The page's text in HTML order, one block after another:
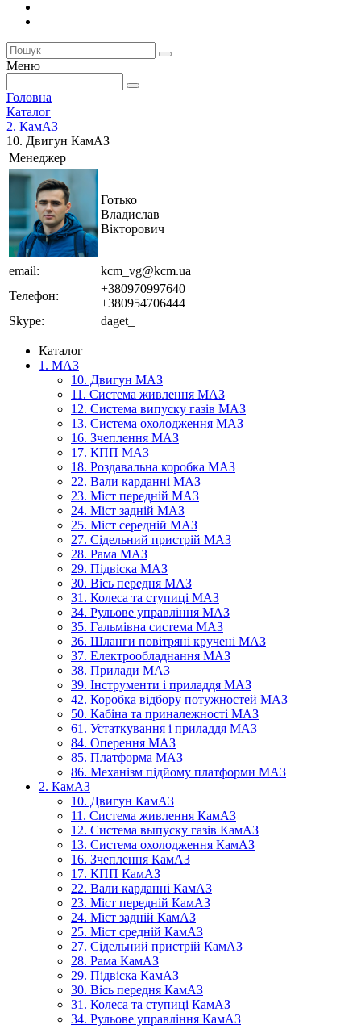
Меню
Головна
Каталог
2. КамАЗ
10. Двигун КамАЗ
Менеджер
Готько
Владислав
Вікторович
email:
kcm_vg@kcm.ua
Телефон:
+380970997640
+380954706444
Skype:
daget_
Каталог
1. МАЗ
10. Двигун МАЗ
11. Система живлення МАЗ
12. Система випуску газів МАЗ
13. Система охолодження МАЗ
16. Зчеплення МАЗ
17. КПП МАЗ
18. Роздавальна коробка МАЗ
22. Вали карданні МАЗ
23. Міст передній МАЗ
24. Міст задній МАЗ
25. Міст середній МАЗ
27. Сідельний пристрій МАЗ
28. Рама МАЗ
29. Підвіска МАЗ
30. Вісь передня МАЗ
31. Колеса та ступиці МАЗ
34. Рульове управління МАЗ
35. Гальмівна система МАЗ
36. Шланги повітряні кручені МАЗ
37. Електрообладнання МАЗ
38. Прилади МАЗ
39. Інструменти і приладдя МАЗ
42. Коробка відбору потужностей МАЗ
50. Кабіна та приналежності МАЗ
61. Устаткування і приладдя МАЗ
84. Оперення МАЗ
85. Платформа МАЗ
86. Механізм підйому платформи МАЗ
2. КамАЗ
10. Двигун КамАЗ
11. Система живлення КамАЗ
12. Система выпуску газів КамАЗ
13. Система охолодження КамАЗ
16. Зчеплення КамАЗ
17. КПП КамАЗ
22. Вали карданні КамАЗ
23. Міст передній КамАЗ
24. Міст задній КамАЗ
25. Міст средній КамАЗ
27. Сідельний пристрій КамАЗ
28. Рама КамАЗ
29. Підвіска КамАЗ
30. Вісь передня КамАЗ
31. Колеса та ступиці КамАЗ
34. Рульове управління КамАЗ